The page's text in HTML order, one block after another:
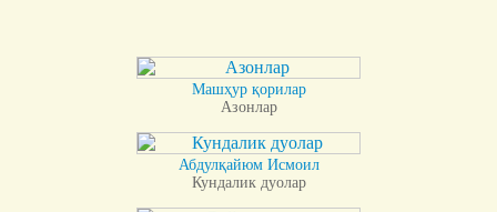
Машҳур қорилар
Азонлар
Абдулқайюм Исмоил
Кундалик дуолар